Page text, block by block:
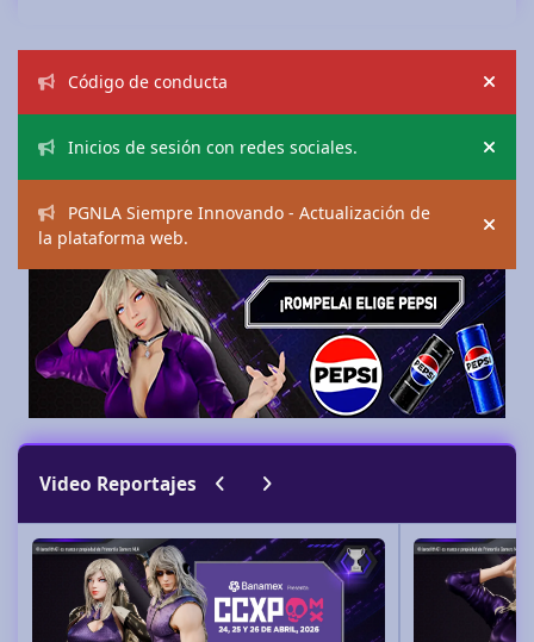
Código de conducta
Hide
Inicios de sesión con redes sociales. Hide
PGNLA Siempre Innovando - Actualización de
la plataforma web.
Hide
Video Reportajes Previous carousel slide
Next carousel slide
CCXP 2026 Mega XP 2026